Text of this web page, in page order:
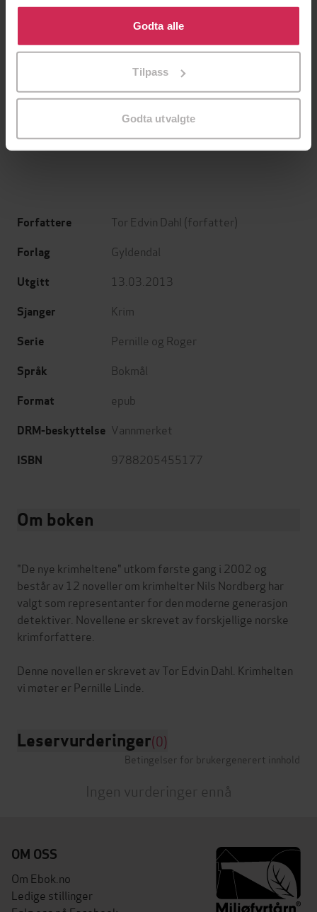
Klikk på «Godta alle» for å gi oss ditt samtykke til å
bruke cookies for alle disse formålene. Du kan også
tilpasse ditt samtykke til spesifikke formål ved å klikke
Godta alle
Tilpass
Godta utvalgte
149,-
Det innerste rommet
Jørn Lier Horst
149,-
Forfattere Tor Edvin Dahl (forfatter)
Forlag Gyldendal
Utgitt 13.03.2013
Sjanger Krim
Serie Pernille og Roger
Språk Bokmål
Format epub
DRM-beskyttelse Vannmerket
ISBN 9788205455177
Om boken
"De nye krimheltene" utkom første gang i 2002 og
består av 12 noveller om krimhelter Nils Nordberg har
valgt som representanter for den moderne generasjon
detektiver. Novellene er skrevet av forskjellige norske
krimforfattere.
Denne novellen er skrevet av Tor Edvin Dahl. Krimhelten
Leservurderinger(0)
Betingelser for brukergenerert innhold
Ingen vurderinger ennå
OM OSS
Om Ebok.no
Ledige stillinger